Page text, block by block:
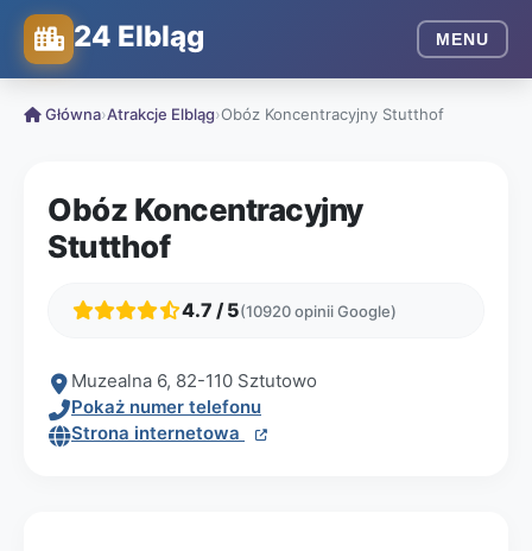
24 Elbląg MENU
Główna›Atrakcje Elbląg›Obóz Koncentracyjny Stutthof
Obóz Koncentracyjny
Stutthof
4.7 / 5(10920 opinii Google)
Muzealna 6, 82-110 Sztutowo
Pokaż numer telefonu
Strona internetowa